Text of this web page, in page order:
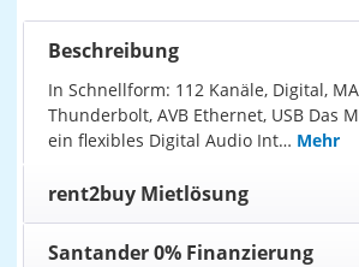
Beschreibung
In Schnellform: 112 Kanäle, Digital,
Thunderbolt, AVB Ethernet, USB Das
ein flexibles Digital Audio Int… Mehr
rent2buy Mietlösung
Santander 0% Finanzierung